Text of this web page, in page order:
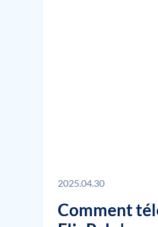
2025.04.30
Comment